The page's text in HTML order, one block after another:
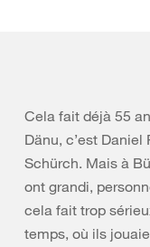
Cela fait déjà 55
Dänu, c’est Daniel
Schürch. Mais à
ont grandi,
cela fait trop
temps, où ils